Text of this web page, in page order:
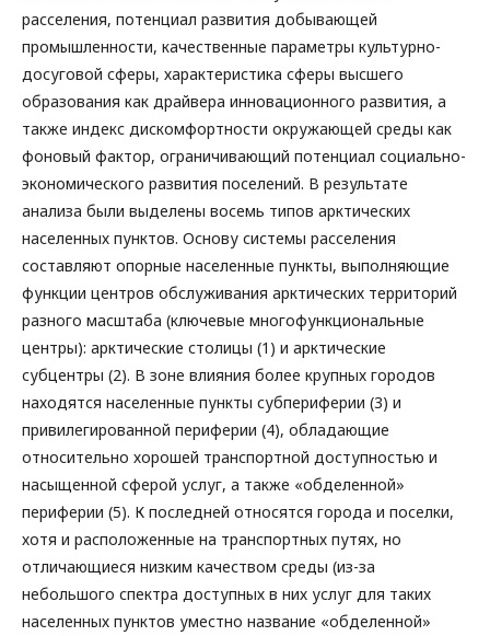
расселения, потенциал развития добывающей
промышленности, качественные параметры культурно-
досуговой сферы, характеристика сферы высшего
образования как драйвера инновационного развития, а
также индекс дискомфортности окружающей среды как
фоновый фактор, ограничивающий потенциал социально-
экономического развития поселений. В результате
анализа были выделены восемь типов арктических
населенных пунктов. Основу системы расселения
составляют опорные населенные пункты, выполняющие
функции центров обслуживания арктических территорий
разного масштаба (ключевые многофункциональные
центры): арктические столицы (1) и арктические
субцентры (2). В зоне влияния более крупных городов
находятся населенные пункты субпериферии (3) и
привилегированной периферии (4), обладающие
относительно хорошей транспортной доступностью и
насыщенной сферой услуг, а также «обделенной»
периферии (5). К последней относятся города и поселки,
хотя и расположенные на транспортных путях, но
отличающиеся низким качеством среды (из-за
небольшого спектра доступных в них услуг для таких
населенных пунктов уместно название «обделенной»